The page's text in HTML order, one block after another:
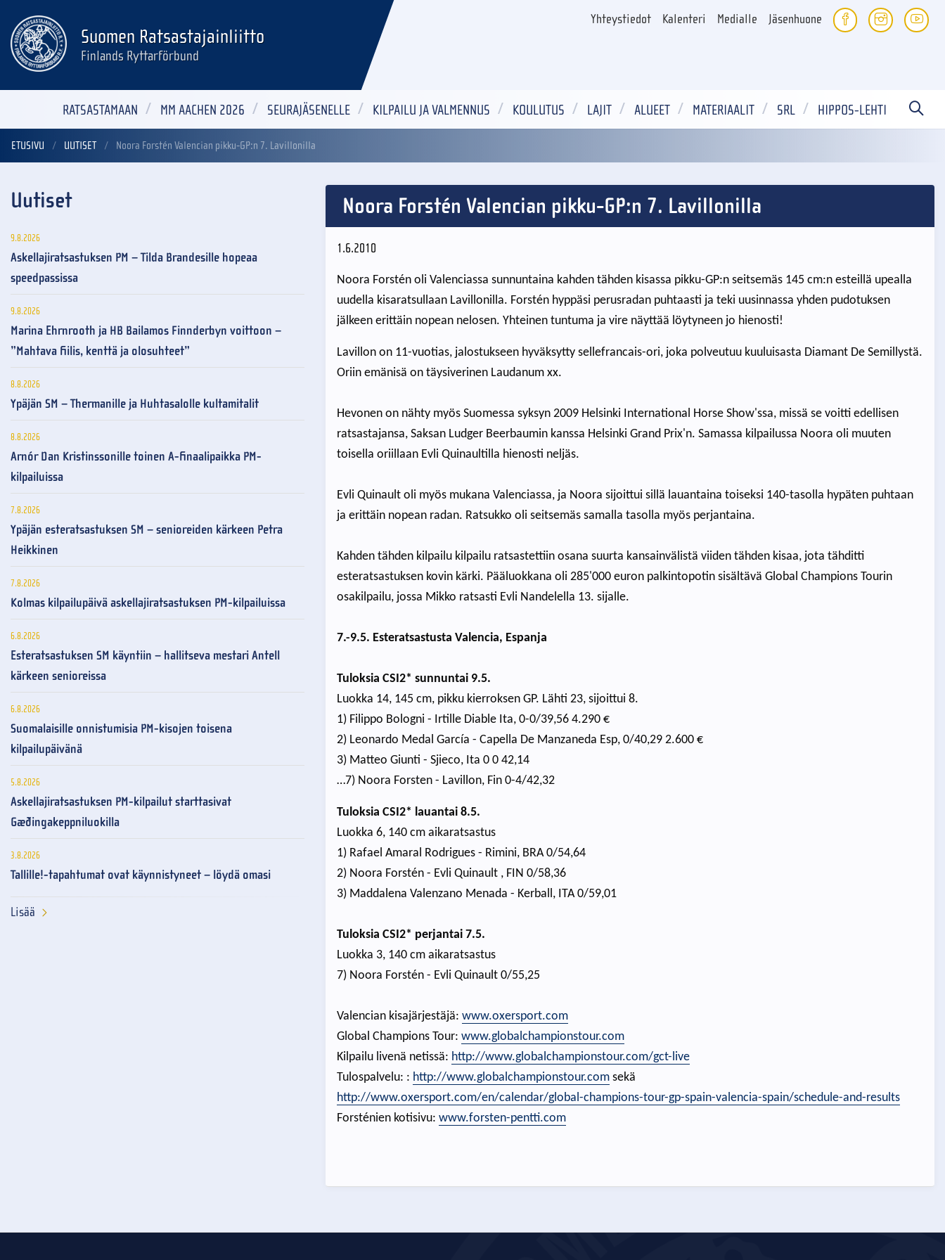
Yhteystiedot Kalenteri Medialle Jäsenhuone
Suomen Ratsastajainliitto
Finlands Ryttarförbund
RATSASTAMAAN MM AACHEN 2026 SEURAJÄSENELLE KILPAILU JA VALMENNUS KOULUTUS LAJIT ALUEET MATERIAALIT SRL HIPPOS-LEHTI
ETUSIVU UUTISET Noora Forstén Valencian pikku-GP:n 7. Lavillonilla
Noora Forstén Valencian pikku-GP:n 7. Lavillonilla
1.6.2010
Noora Forstén oli Valenciassa sunnuntaina kahden tähden kisassa pikku-GP:n seitsemäs 145 cm:n esteillä upealla
uudella kisaratsullaan Lavillonilla. Forstén hyppäsi perusradan puhtaasti ja teki uusinnassa yhden pudotuksen
jälkeen erittäin nopean nelosen. Yhteinen tuntuma ja vire näyttää löytyneen jo hienosti!
Lavillon on 11-vuotias, jalostukseen hyväksytty sellefrancais-ori, joka polveutuu kuuluisasta Diamant De Semillystä.
Oriin emänisä on täysiverinen Laudanum xx.
Hevonen on nähty myös Suomessa syksyn 2009 Helsinki International Horse Show'ssa, missä se voitti edellisen
ratsastajansa, Saksan Ludger Beerbaumin kanssa Helsinki Grand Prix'n. Samassa kilpailussa Noora oli muuten
toisella oriillaan Evli Quinaultilla hienosti neljäs.
Evli Quinault oli myös mukana Valenciassa, ja Noora sijoittui sillä lauantaina toiseksi 140-tasolla hypäten puhtaan
ja erittäin nopean radan. Ratsukko oli seitsemäs samalla tasolla myös perjantaina.
Kahden tähden kilpailu kilpailu ratsastettiin osana suurta kansainvälistä viiden tähden kisaa, jota tähditti
esteratsastuksen kovin kärki. Pääluokkana oli 285'000 euron palkintopotin sisältävä Global Champions Tourin
osakilpailu, jossa Mikko ratsasti Evli Nandelella 13. sijalle.
7.-9.5. Esteratsastusta Valencia, Espanja
Tuloksia CSI2* sunnuntai 9.5.
Luokka 14, 145 cm, pikku kierroksen GP. Lähti 23, sijoittui 8.
1) Filippo Bologni - Irtille Diable Ita, 0-0/39,56 4.290 €
2) Leonardo Medal García - Capella De Manzaneda Esp, 0/40,29 2.600 €
3) Matteo Giunti - Sjieco, Ita 0 0 42,14
…7) Noora Forsten - Lavillon, Fin 0-4/42,32
Tuloksia CSI2* lauantai 8.5.
Luokka 6, 140 cm aikaratsastus
1) Rafael Amaral Rodrigues - Rimini, BRA 0/54,64
2) Noora Forstén - Evli Quinault , FIN 0/58,36
3) Maddalena Valenzano Menada - Kerball, ITA 0/59,01
Tuloksia CSI2* perjantai 7.5.
Luokka 3, 140 cm aikaratsastus
7) Noora Forstén - Evli Quinault 0/55,25
Valencian kisajärjestäjä: www.oxersport.com
Global Champions Tour: www.globalchampionstour.com
Kilpailu livenä netissä: http://www.globalchampionstour.com/gct-live
Tulospalvelu: : http://www.globalchampionstour.comsekä
http://www.oxersport.com/en/calendar/global-champions-tour-gp-spain-valencia-spain/schedule-and-results
Forsténien kotisivu: www.forsten-pentti.com
Uutiset
9.8.2026
Askellajiratsastuksen PM – Tilda Brandesille hopeaa
speedpassissa
9.8.2026
Marina Ehrnrooth ja HB Bailamos Finnderbyn voittoon –
”Mahtava fiilis, kenttä ja olosuhteet”
8.8.2026
Ypäjän SM – Thermanille ja Huhtasalolle kultamitalit
8.8.2026
Arnór Dan Kristinssonille toinen A-finaalipaikka PM-
kilpailuissa
7.8.2026
Ypäjän esteratsastuksen SM – senioreiden kärkeen Petra
Heikkinen
7.8.2026
Kolmas kilpailupäivä askellajiratsastuksen PM-kilpailuissa
6.8.2026
Esteratsastuksen SM käyntiin – hallitseva mestari Antell
kärkeen senioreissa
6.8.2026
Suomalaisille onnistumisia PM-kisojen toisena
kilpailupäivänä
5.8.2026
Askellajiratsastuksen PM-kilpailut starttasivat
Gæðingakeppniluokilla
3.8.2026
Tallille!-tapahtumat ovat käynnistyneet – löydä omasi
Lisää